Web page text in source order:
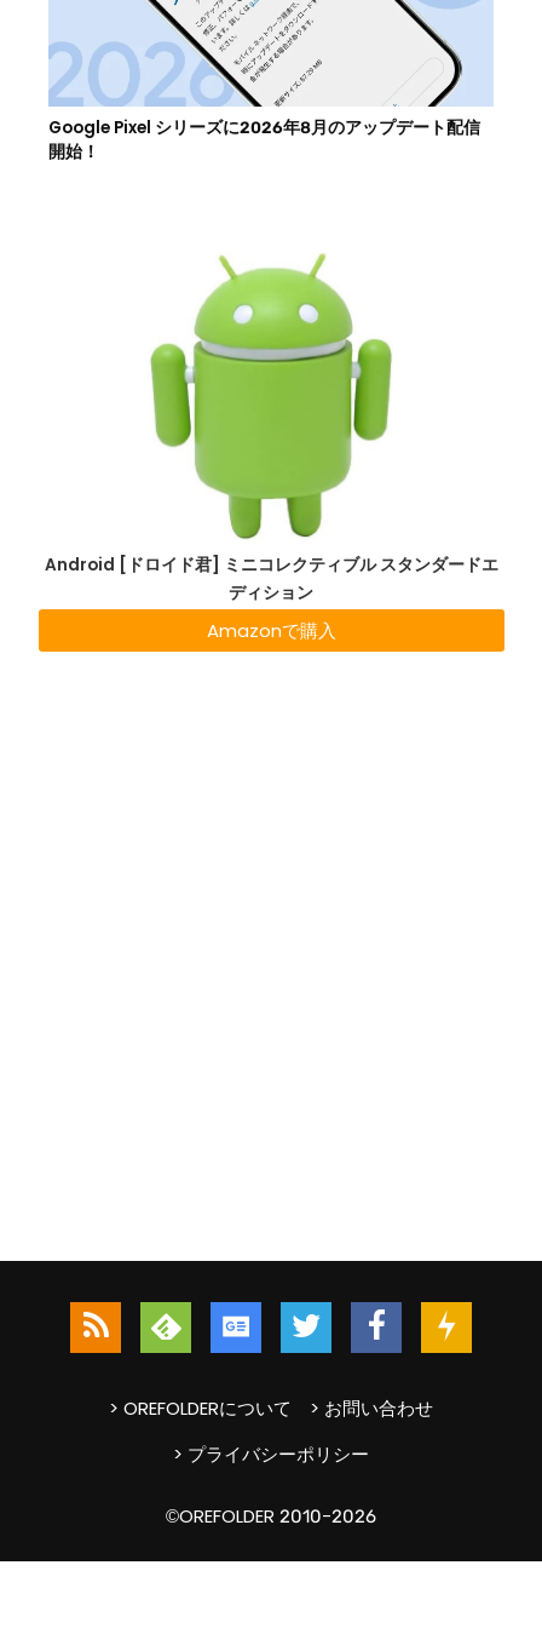
Google Pixel シリーズに2026年8月のアップデート配信
開始！
Android [ドロイド君] ミニコレクティブル スタンダードエ
ディション
Amazonで購入
> OREFOLDERについて
> お問い合わせ
> プライバシーポリシー
©OREFOLDER 2010-2026